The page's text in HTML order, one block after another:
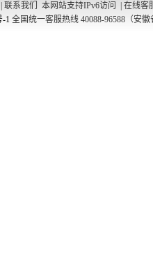
联系我们 本网站支持IPv6访问 | 在线客
-1 全国统一客服热线 40088-96588（安徽